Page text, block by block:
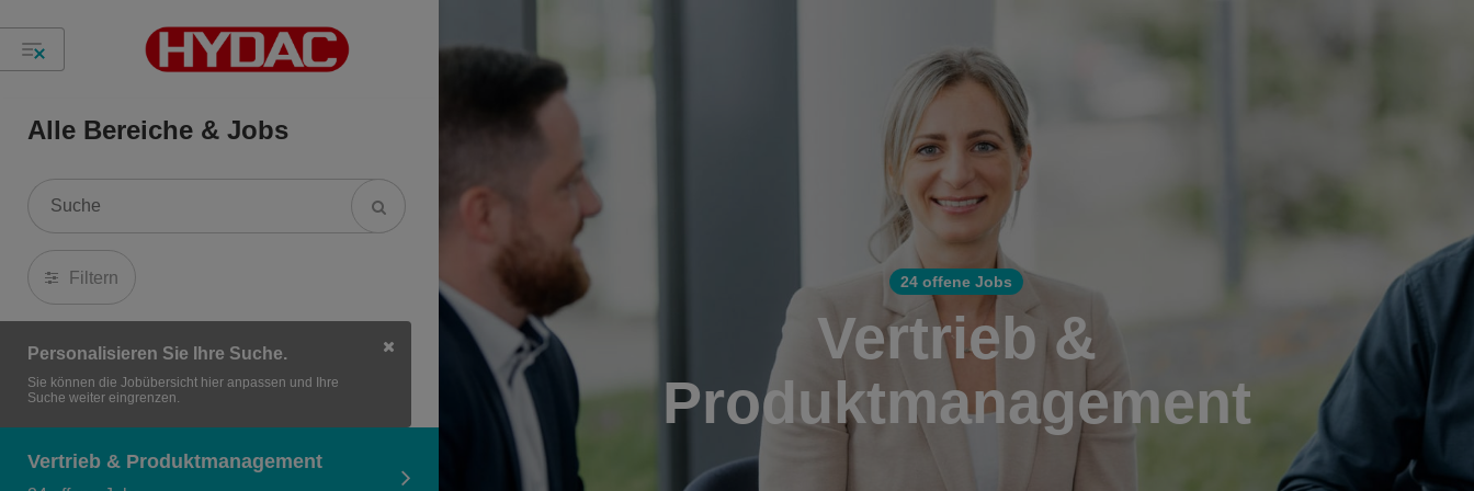
Alle Bereiche & Jobs
Filtern
Personalisieren Sie Ihre Suche.
Sie können die Jobübersicht hier anpassen und Ihre
Suche weiter eingrenzen.
Vertrieb & Produktmanagement
24 offene Jobs
Vertrieb &
Produktmanagement